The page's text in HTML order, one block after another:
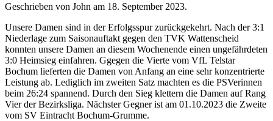
Geschrieben von John am 18. September 2023.
Unsere Damen sind in der Erfolgsspur zurückgekehrt. Nach der 3:1
Niederlage zum Saisonauftakt gegen den TVK Wattenscheid
konnten unsere Damen an diesem Wochenende einen ungefährdeten
3:0 Heimsieg einfahren. Ggegen die Vierte vom VfL Telstar
Bochum lieferten die Damen von Anfang an eine sehr konzentrierte
Leistung ab. Lediglich im zweiten Satz machten es die PSVerinnen
beim 26:24 spannend. Durch den Sieg klettern die Damen auf Rang
Vier der Bezirksliga. Nächster Gegner ist am 01.10.2023 die Zweite
vom SV Eintracht Bochum-Grumme.